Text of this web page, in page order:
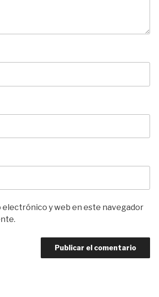
electrónico y web en este navegador